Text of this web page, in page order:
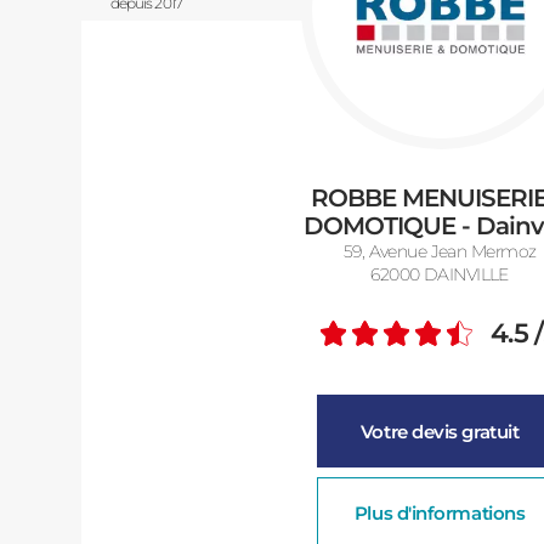
ROBBE
DOMOTIQUE -
59, Avenue Jean Mermoz
62000 DAINVILLE
Note
4.5
Votre devis gratuit
Plus d'informations